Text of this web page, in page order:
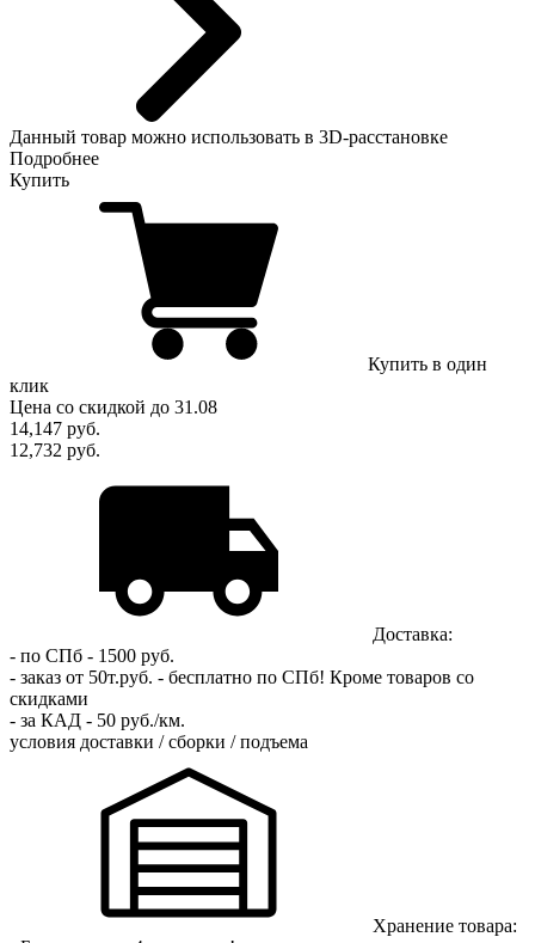
Данный товар можно использовать в 3D-расстановке
Подробнее
Купить
Купить в один
клик
Цена со скидкой до 31.08
14,147 руб.
12,732 руб.
Доставка:
- по СПб - 1500 руб.
- заказ от 50т.руб. - бесплатно по СПб! Кроме товаров со
скидками
- за КАД - 50 руб./км.
условия доставки / сборки / подъема
Хранение товара: